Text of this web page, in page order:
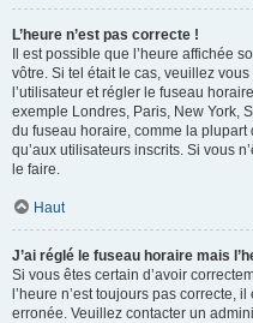
L’heure n’est pas correcte !
Il est possible que l’heure affichée
vôtre. Si tel était le cas, veuillez
l’utilisateur et régler le fuseau
exemple Londres, Paris, New York,
du fuseau horaire, comme la plupart
qu’aux utilisateurs inscrits. Si vous
le faire.
Haut
J’ai réglé le fuseau horaire mais
Si vous êtes certain d’avoir
l’heure n’est toujours pas correcte,
erronée. Veuillez contacter un